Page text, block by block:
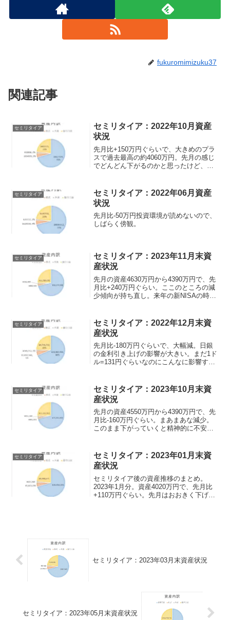
fukuromimizuku37
関連記事
セミリタイア
セミリタイア：2022年10月資産
状況
先月比+150万円ぐらいで、大きめのプラ
スで過去最高の約4060万円。先月の感じ
でどんどん下がるのかと思ったけど、円
なんとか回避して回復した。旅行支援も
来月に予約してしまったので、本当に良
かった。
セミリタイア
セミリタイア：2022年06月資産
状況
先月比-50万円投資環境が読めないので、
しばらく傍観。
セミリタイア
セミリタイア：2023年11月末資
産状況
先月の資産4630万円から4390万円で、先
月比+240万円ぐらい。ここのところの減
少傾向が持ち直し。来年の新NISAの時に
セミリタイア
セミリタイア：2022年12月末資
産状況
先月比-180万円ぐらいで、大幅減。日銀
の金利引き上げの影響が大きい。まだ1ド
ル=131円ぐらいなのにこんなに影響する
ぁ…。週1の仕事は選考漏れたので週2~3
で候補を物色中。求人合ってもなかなか
いい仕事にはつけない問題なと。
セミリタイア
セミリタイア：2023年10月末資
産状況
先月の資産4550万円から4390万円で、先
月比-160万円ぐらい。まあまあな減少。
このまま下がっていくと精神的に不安に
セミリタイア
セミリタイア：2023年01月末資
産状況
セミリタイア後の資産推移のまとめ。
2023年1月分。資産4020万円で、先月比
+110万円ぐらい。先月はおおきく下げた
セミリタイア：2023年03月末資産状況
セミリタイア：2023年05月末資産状況